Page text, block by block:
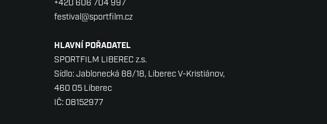
+420 606 704 997
festival@sportfilm.cz
HLAVNÍ POŘADATEL
SPORTFILM LIBEREC z.s.
Sídlo: Jablonecká 88/18, Liberec V-Kristiánov,
460 05 Liberec
IČ: 08152977